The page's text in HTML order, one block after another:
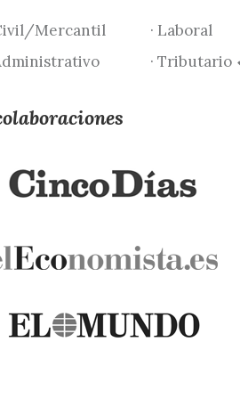
Mercantil
· Laboral
· Tributario